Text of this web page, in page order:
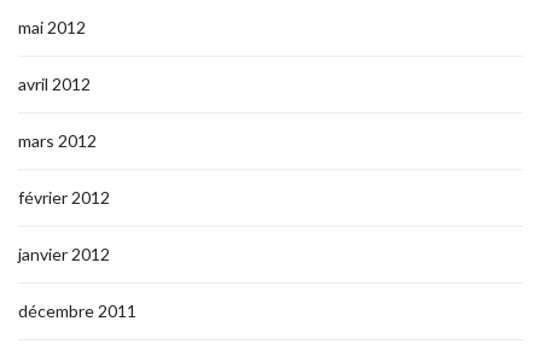
mai 2012
avril 2012
mars 2012
février 2012
janvier 2012
décembre 2011